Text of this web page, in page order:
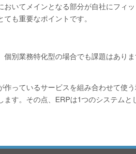
おいてメインとなる部分が自社にフィ
ても重要なポイントです。
個別業務特化型の場合でも課題はあり
作っているサービスを組み合わせて使
ます。その点、ERPは1つのシステム